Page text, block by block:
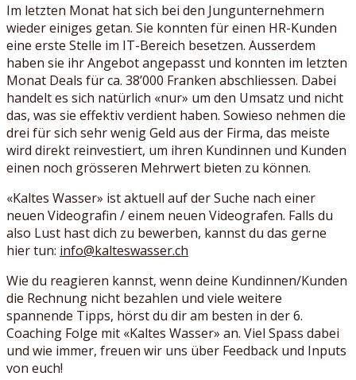
Im letzten Monat hat sich bei den Jungunternehmern
wieder einiges getan. Sie konnten für einen HR-Kunden
eine erste Stelle im IT-Bereich besetzen. Ausserdem
haben sie ihr Angebot angepasst und konnten im letzten
Monat Deals für ca. 38’000 Franken abschliessen. Dabei
handelt es sich natürlich «nur» um den Umsatz und nicht
das, was sie effektiv verdient haben. Sowieso nehmen die
drei für sich sehr wenig Geld aus der Firma, das meiste
wird direkt reinvestiert, um ihren Kundinnen und Kunden
einen noch grösseren Mehrwert bieten zu können.
«Kaltes Wasser» ist aktuell auf der Suche nach einer
neuen Videografin / einem neuen Videografen. Falls du
also Lust hast dich zu bewerben, kannst du das gerne
hier tun: info@kalteswasser.ch
Wie du reagieren kannst, wenn deine Kundinnen/Kunden
die Rechnung nicht bezahlen und viele weitere
spannende Tipps, hörst du dir am besten in der 6.
Coaching Folge mit «Kaltes Wasser» an. Viel Spass dabei
und wie immer, freuen wir uns über Feedback und Inputs
von euch!